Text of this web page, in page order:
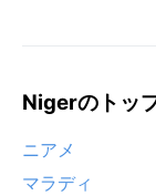
Nigerのトッ
ニアメ
マラディ